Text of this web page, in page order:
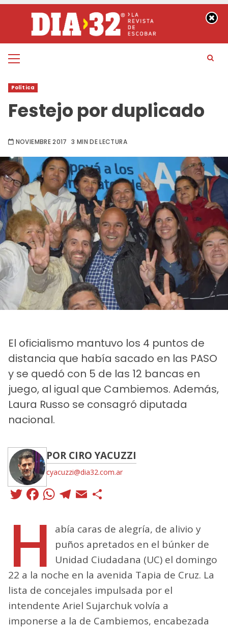
contenido
Menú
Política
Festejo por duplicado
NOVIEMBRE 2017 3 MIN DE LECTURA
El oficialismo mantuvo los 4 puntos de
distancia que había sacado en las PASO
y se quedó con 5 de las 12 bancas en
juego, al igual que Cambiemos. Además,
Laura Russo se consagró diputada
nacional.
POR CIRO YACUZZI
cyacuzzi@dia32.com.ar
Twitter
Facebook
WhatsApp
Telegram
Email
H
abía caras de alegría, de alivio y
puños apretados en el búnker de
Unidad Ciudadana (UC) el domingo
22 a la noche en la avenida Tapia de Cruz. La
lista de concejales impulsada por el
intendente Ariel Sujarchuk volvía a
imponerse a la de Cambiemos, encabezada